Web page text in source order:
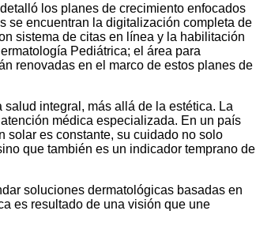
los planes de crecimiento enfocados
se encuentran la digitalización completa de
sistema de citas en línea y la habilitación
Pediátrica; el área para
renovadas en el marco de estos planes de
integral, más allá de la estética. La
médica especializada. En un país
solar es constante, su cuidado no solo
que también es un indicador temprano de
soluciones dermatológicas basadas en
es resultado de una visión que une